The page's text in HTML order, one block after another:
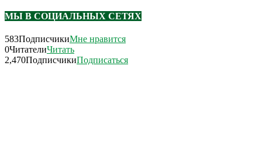
МЫ В СОЦИАЛЬНЫХ СЕТЯХ
583ПодписчикиМне нравится
0ЧитателиЧитать
2,470ПодписчикиПодписаться